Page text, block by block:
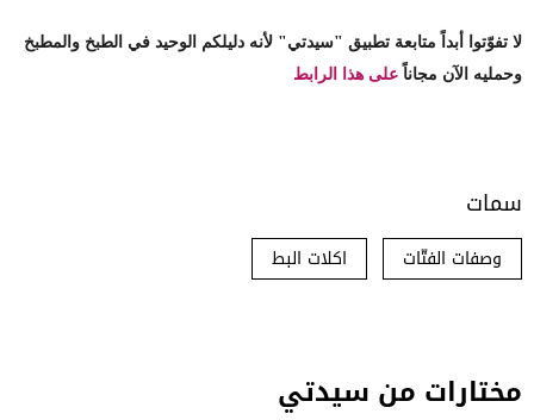
لا تفوّتوا أبداً متابعة تطبيق "سيدتي" لأنه دليلكم الوحيد في الطبخ والمطبخ
وحمليه الآن مجاناً على هذا الرابط
سمات
وصفات الفتّات اكلات البط
مختارات من سيدتي